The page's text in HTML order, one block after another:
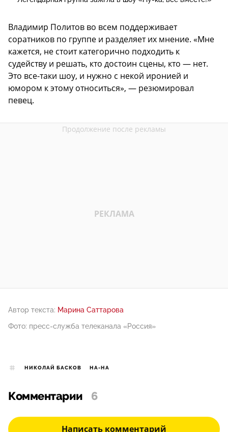
Владимир Политов во всем поддерживает
соратников по группе и разделяет их мнение. «Мне
кажется, не стоит категорично подходить к
судейству и решать, кто достоин сцены, кто — нет.
Это все-таки шоу, и нужно с некой иронией и
юмором к этому относиться», — резюмировал
певец.
Автор текста: Марина Саттарова
Фото: пресс-служба телеканала «Россия»
НИКОЛАЙ БАСКОВ НА-НА
Комментарии 6
Написать комментарий